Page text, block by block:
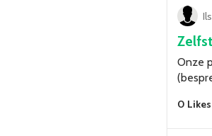
Onze
0 Likes